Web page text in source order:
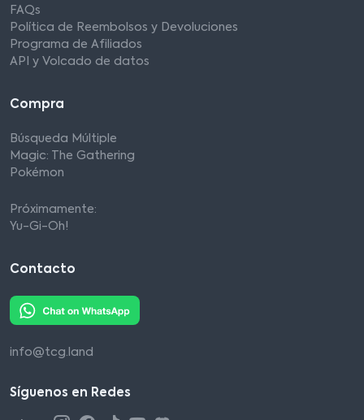
FAQs
Política de Reembolsos y Devoluciones
Programa de Afiliados
API y Volcado de datos
Compra
Búsqueda Múltiple
Magic: The Gathering
Pokémon
Próximamente:
Yu-Gi-Oh!
Contacto
info@tcg.land
Síguenos en Redes